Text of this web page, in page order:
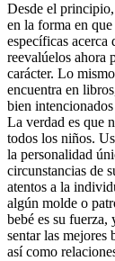
Desde el
en la forma en
específicas acerca
reevalúelos ahora
carácter. Lo
encuentra en
bien
La verdad es que
todos los niños.
la personalidad
circunstancias de
atentos a la
algún molde o
bebé es su fuerza,
sentar las mejores
así como